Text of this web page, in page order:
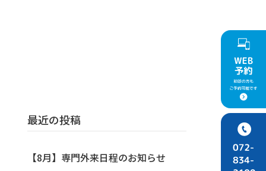
最近の投稿
【8月】専門外来日程のお知らせ